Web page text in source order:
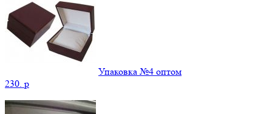
Упаковка №4 оптом
230. p